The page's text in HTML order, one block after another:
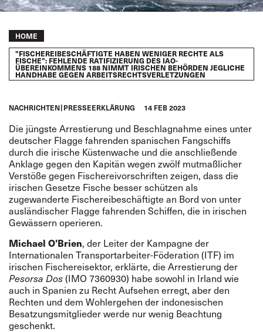
Breadcrumb
HOME
"FISCHEREIBESCHÄFTIGTE HABEN WENIGER RECHTE ALS
FISCHE": FEHLENDE RATIFIZIERUNG DES IAO-
ÜBEREINKOMMENS 188 NIMMT IRISCHEN BEHÖRDEN JEGLICHE
HANDHABE GEGEN ARBEITSRECHTSVERLETZUNGEN
NACHRICHTEN PRESSEERKLÄRUNG 14 FEB 2023
Die jüngste Arrestierung und Beschlagnahme eines unter
deutscher Flagge fahrenden spanischen Fangschiffs
durch die irische Küstenwache und die anschließende
Anklage gegen den Kapitän wegen zwölf mutmaßlicher
Verstöße gegen Fischereivorschriften zeigen, dass die
irischen Gesetze Fische besser schützen als
zugewanderte Fischereibeschäftigte an Bord von unter
ausländischer Flagge fahrenden Schiffen, die in irischen
Gewässern operieren.
Michael O'Brien, der Leiter der Kampagne der
Internationalen Transportarbeiter-Föderation (ITF) im
irischen Fischereisektor, erklärte, die Arrestierung der
Pesorsa Dos(IMO 7360930) habe sowohl in Irland wie
auch in Spanien zu Recht Aufsehen erregt, aber den
Rechten und dem Wohlergehen der indonesischen
Besatzungsmitglieder werde nur wenig Beachtung
geschenkt.